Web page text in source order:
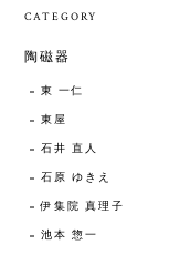
CATEGORY
陶磁器
東 一仁
東屋
石井 直人
石原 ゆきえ
伊集院 真理子
池本 惣一